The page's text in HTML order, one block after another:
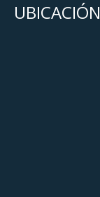
UBICACIÓN